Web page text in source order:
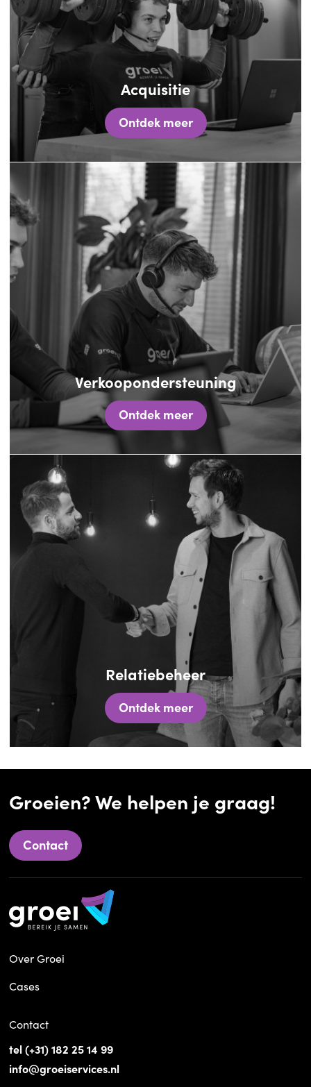
Acquisitie
Ontdek meer
Verkoopondersteuning
Ontdek meer
Relatiebeheer
Ontdek meer
Groeien? We helpen je graag!
Contact
Over Groei
Cases
Contact
tel (+31) 182 25 14 99
info@groeiservices.nl